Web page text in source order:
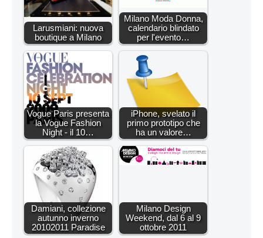
Larusmiani: nuova
boutique a Milano
Milano Moda Donna,
calendario blindato
per l'evento…
Vogue Paris presenta
la Vogue Fashion
Night - il 10…
iPhone, svelato il
primo prototipo che
ha un valore…
Damiani, collezione
autunno inverno
20102011 Paradise
Milano Design
Weekend, dal 6 al 9
ottobre 2011